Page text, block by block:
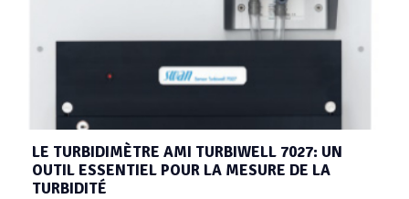
LE TURBIDIMÈTRE AMI TURBIWELL 7027: UN
OUTIL ESSENTIEL POUR LA MESURE DE LA
TURBIDITÉ